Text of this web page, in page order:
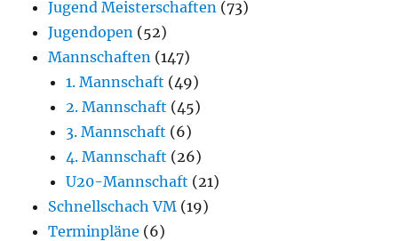
Jugend Meisterschaften (73)
Jugendopen (52)
Mannschaften (147)
1. Mannschaft (49)
2. Mannschaft (45)
3. Mannschaft (6)
4. Mannschaft (26)
U20-Mannschaft (21)
Schnellschach VM (19)
Terminpläne (6)